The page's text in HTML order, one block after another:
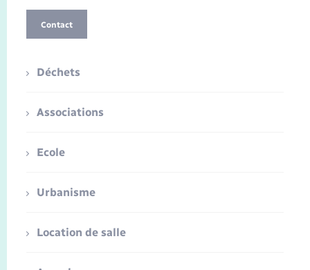
Contact
Déchets
Associations
Ecole
Urbanisme
Location de salle